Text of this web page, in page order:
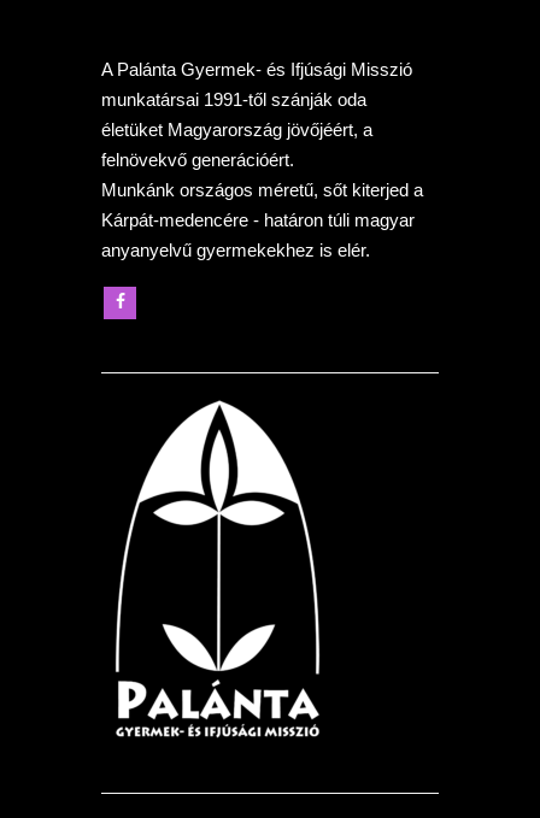
A Palánta Gyermek- és Ifjúsági Misszió
munkatársai 1991-től szánják oda
életüket Magyarország jövőjéért, a
felnövekvő generációért.
Munkánk országos méretű, sőt kiterjed a
Kárpát-medencére - határon túli magyar
anyanyelvű gyermekekhez is elér.